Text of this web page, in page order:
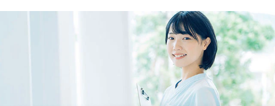
賞与3.41ヶ月
月給33万円以上可
詳細を見る